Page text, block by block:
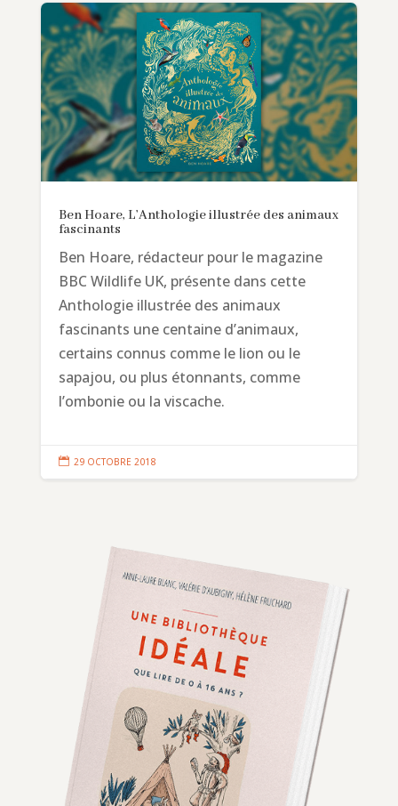
Ben Hoare, L’Anthologie illustrée des animaux
fascinants
Ben Hoare, rédacteur pour le magazine
BBC Wildlife UK, présente dans cette
Anthologie illustrée des animaux
fascinants une centaine d’animaux,
certains connus comme le lion ou le
sapajou, ou plus étonnants, comme
l’ombonie ou la viscache.
 29 OCTOBRE 2018